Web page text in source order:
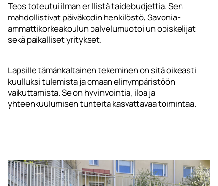
Teos toteutui ilman erillistä taidebudjettia. Sen
mahdollistivat päiväkodin henkilöstö, Savonia-
ammattikorkeakoulun palvelumuotoilun opiskelijat
sekä paikalliset yritykset.
Lapsille tämänkaltainen tekeminen on sitä oikeasti
kuulluksi tulemista ja omaan elinympäristöön
vaikuttamista. Se on hyvinvointia, iloa ja
yhteenkuulumisen tunteita kasvattavaa toimintaa.